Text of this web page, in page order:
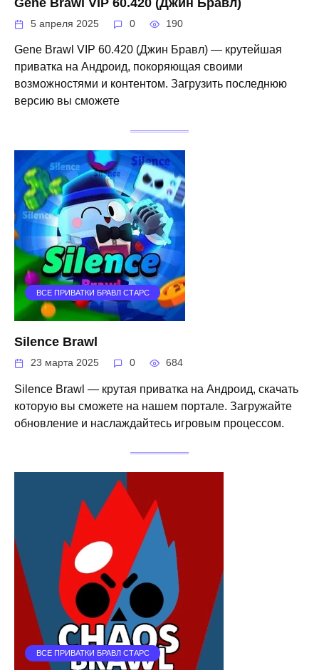
5 апреля 2025 0 190
Gene Brawl VIP 60.420 (Джин Бравл) — крутейшая
приватка на Андроид, покоряющая своими
возможностями и контентом. Загрузить последнюю
версию вы сможете
ВСЕ ПРИВАТКИ БРАВЛ СТАРС
Silence Brawl
23 марта 2025 0 684
Silence Brawl — крутая приватка на Андроид, скачать
которую вы сможете на нашем портале. Загружайте
обновление и наслаждайтесь игровым процессом.
ВСЕ ПРИВАТКИ БРАВЛ СТАРС